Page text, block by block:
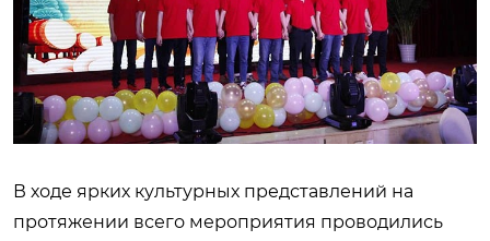
В ходе ярких культурных представлений на
протяжении всего мероприятия проводились